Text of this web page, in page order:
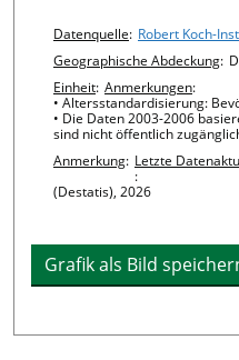
Chart details
Datenquelle: Robert Koch-
Geographische Abdeckung:
Einheit: Anmerkungen:
• Altersstandardisierung:
• Die Daten 2003-2006
sind nicht öffentlich
Anmerkung: Letzte
:
(Destatis), 2026
Grafik als Bild